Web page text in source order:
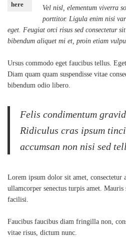
here
Vel nisl, elementum viverra
porttitor. Ligula enim nisi
eget. Feugiat orci risus sed consectetur
bibendum aliquet mi et, proin etiam
Ursus commodo eget faucibus tellus.
Diam quam quam suspendisse vitae
bibendum odio libero.
Felis condimentum
Ridiculus cras ipsum
accumsan non nisi sed
Lorem ipsum dolor sit amet,
ullamcorper senectus turpis amet.
facilisi.
Faucibus faucibus diam fringilla non,
vitae risus, dictum nunc.